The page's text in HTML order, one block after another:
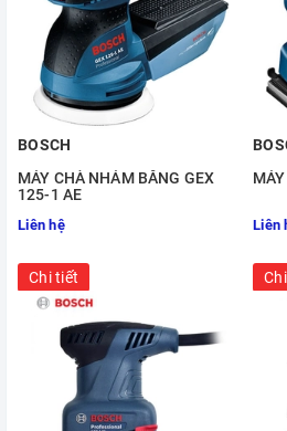
BOSCH
MÁY CHÀ NHÁM BĂNG GEX
125-1 AE
Liên hệ
Chi tiết
Liên